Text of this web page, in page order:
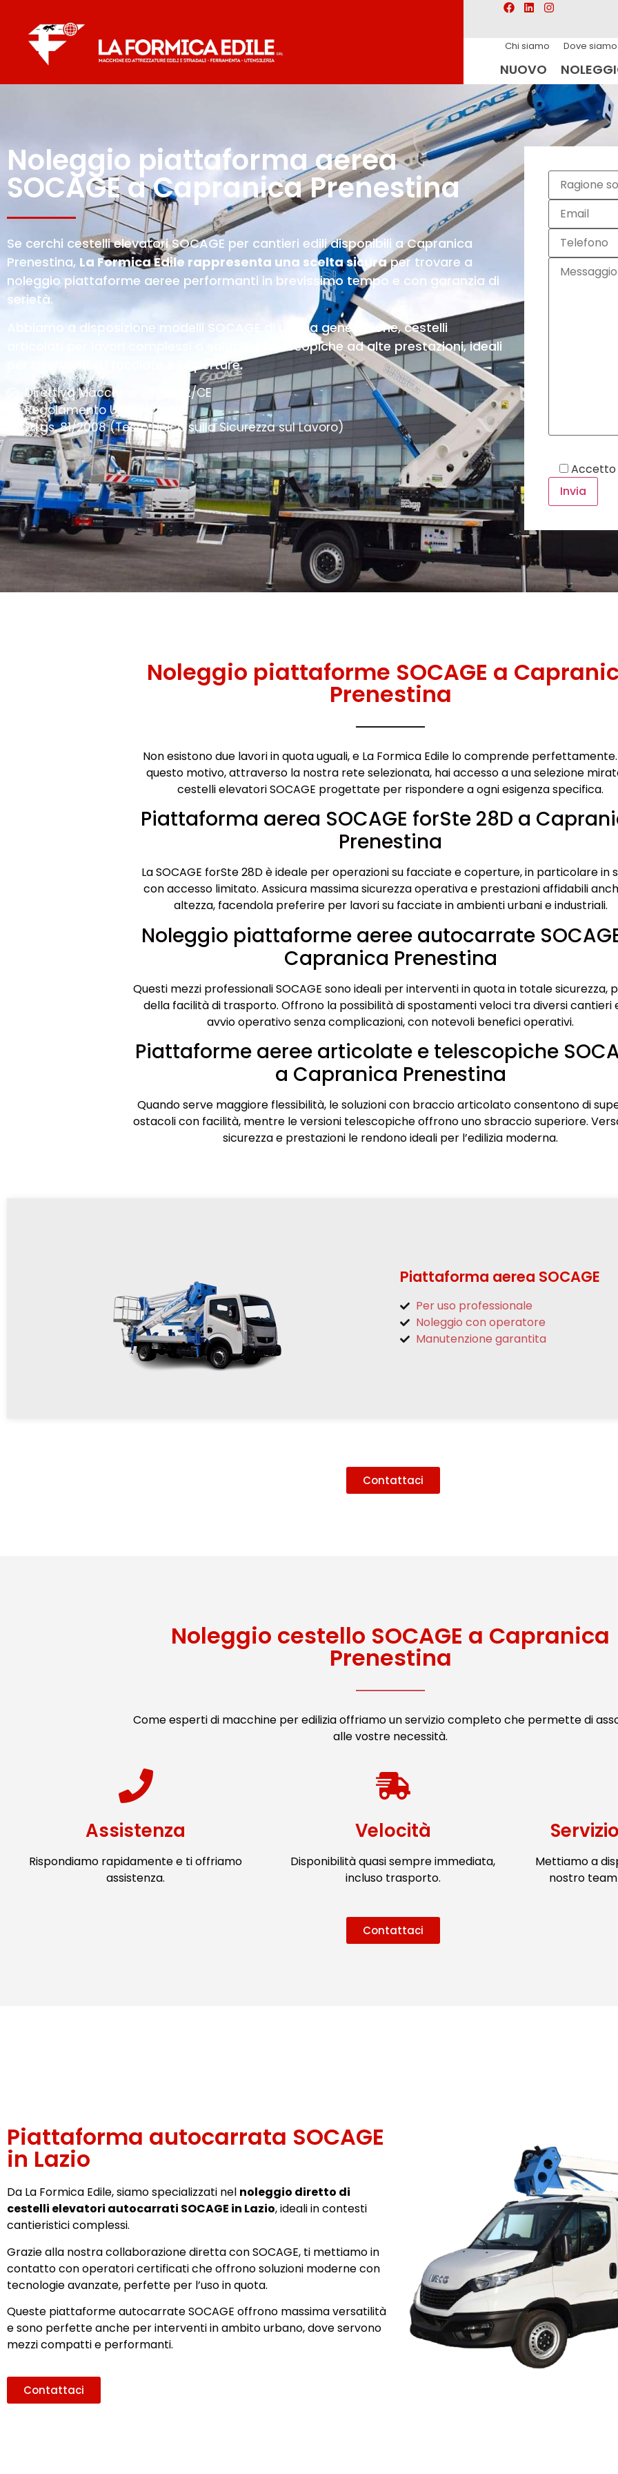
Chi siamo Dove siamo
NUOVO
Noleggio piattaforma aerea
SOCAGE a Capranica Prenestina
Se cerchi cestelli elevatori SOCAGE per cantieri edili disponibili a Capranica
Prenestina, La Formica Edile rappresenta una scelta sicuraper trovare a
noleggio piattaforme aeree performanti in brevissimo tempo e con garanzia di
serietà.
Abbiamo a disposizione modelli SOCAGE di ultima generazione, cestelli
articolati per lavori complessi o soluzioni telescopiche ad alte prestazioni, ideali
per interventi su facciate e coperture.
Direttiva Macchine 2006/42/CE
Regolamento UE 167/2013
D.Lgs. 81/2008 (Testo Unico sulla Sicurezza sul Lavoro)
Noleggio piattaforme SOCAGE a
Prenestina
Non esistono due lavori in quota uguali, e La Formica Edile lo comprende
questo motivo, attraverso la nostra rete selezionata, hai accesso a una selezione
cestelli elevatori SOCAGE progettate per rispondere a ogni esigenza specifica.
Piattaforma aerea SOCAGE forSte 28D a
Prenestina
La SOCAGE forSte 28D è ideale per operazioni su facciate e coperture, in particolare in
con accesso limitato. Assicura massima sicurezza operativa e prestazioni affidabili
altezza, facendola preferire per lavori su facciate in ambienti urbani e industriali.
Noleggio piattaforme aeree autocarrate
Capranica Prenestina
Questi mezzi professionali SOCAGE sono ideali per interventi in quota in totale sicurezza,
della facilità di trasporto. Offrono la possibilità di spostamenti veloci tra diversi cantieri
avvio operativo senza complicazioni, con notevoli benefici operativi.
Piattaforme aeree articolate e telescopiche
a Capranica Prenestina
Quando serve maggiore flessibilità, le soluzioni con braccio articolato consentono di
ostacoli con facilità, mentre le versioni telescopiche offrono uno sbraccio superiore.
sicurezza e prestazioni le rendono ideali per l’edilizia moderna.
Piattaforma aerea SOCAGE
Per uso professionale
Noleggio con operatore
Manutenzione garantita
Contattaci
Noleggio cestello SOCAGE a Capranica
Prenestina
Come esperti di macchine per edilizia offriamo un servizio completo che permette di
alle vostre necessità.
Assistenza
Rispondiamo rapidamente e ti offriamo
assistenza.
Velocità
Disponibilità quasi sempre immediata,
incluso trasporto.
Mettiamo a
nostro
Contattaci
Piattaforma autocarrata SOCAGE
in Lazio
Da La Formica Edile, siamo specializzati nel noleggio diretto di
cestelli elevatori autocarrati SOCAGE in Lazio, ideali in contesti
cantieristici complessi.
Grazie alla nostra collaborazione diretta con SOCAGE, ti mettiamo in
contatto con operatori certificati che offrono soluzioni moderne con
tecnologie avanzate, perfette per l’uso in quota.
Queste piattaforme autocarrate SOCAGE offrono massima versatilità
e sono perfette anche per interventi in ambito urbano, dove servono
mezzi compatti e performanti.
Contattaci